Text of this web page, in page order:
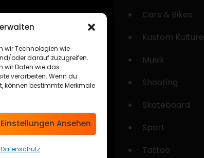
wir Technologien wie
oder darauf zuzugreifen.
wir Daten wie das
verarbeiten. Wenn du
können bestimmte Merkmale
Einstellungen Ansehen
Cars & Bikes
Kustom Kulture
Musik
Shooting
Skateboard
Sport
Tattoo